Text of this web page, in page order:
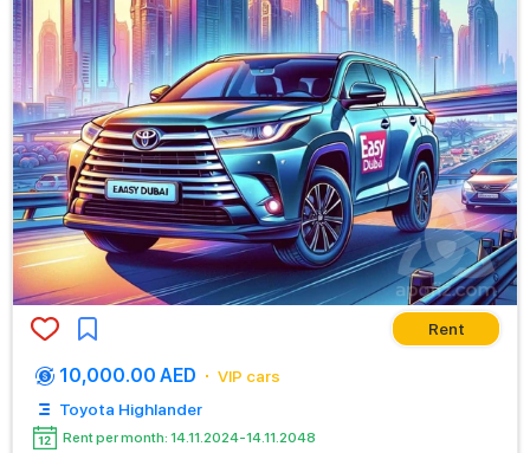
Rent
10,000.00 AED
VIP cars
Toyota Highlander
Rent per month: 14.11.2024-14.11.2048